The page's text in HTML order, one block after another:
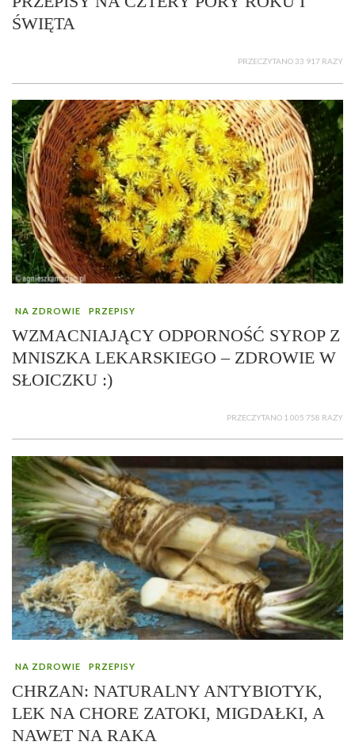
ŚWIĘTA
PRZECZYTANO 33 917 RAZY
NA ZDROWIE PRZEPISY
WZMACNIAJĄCY ODPORNOŚĆ SYROP Z
MNISZKA LEKARSKIEGO – ZDROWIE W
SŁOICZKU :)
PRZECZYTANO 1 005 758 RAZY
NA ZDROWIE PRZEPISY
CHRZAN: NATURALNY ANTYBIOTYK,
LEK NA CHORE ZATOKI, MIGDAŁKI, A
NAWET NA RAKA